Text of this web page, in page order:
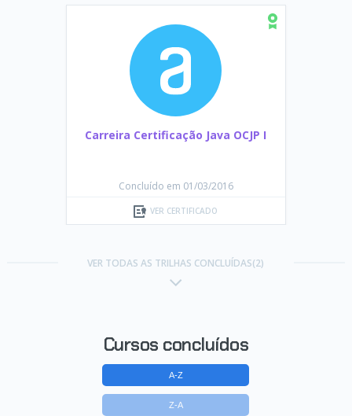
Carreira Certificação Java OCJP I
Concluído em 01/03/2016
VER CERTIFICADO
VER TODAS AS TRILHAS CONCLUÍDAS(2)
Cursos concluídos
A-Z
Z-A